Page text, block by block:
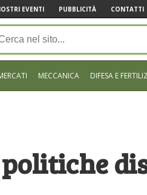
EVENTI PUBBLICITÀ CONTATTI
MECCANICA DIFESA E
politiche